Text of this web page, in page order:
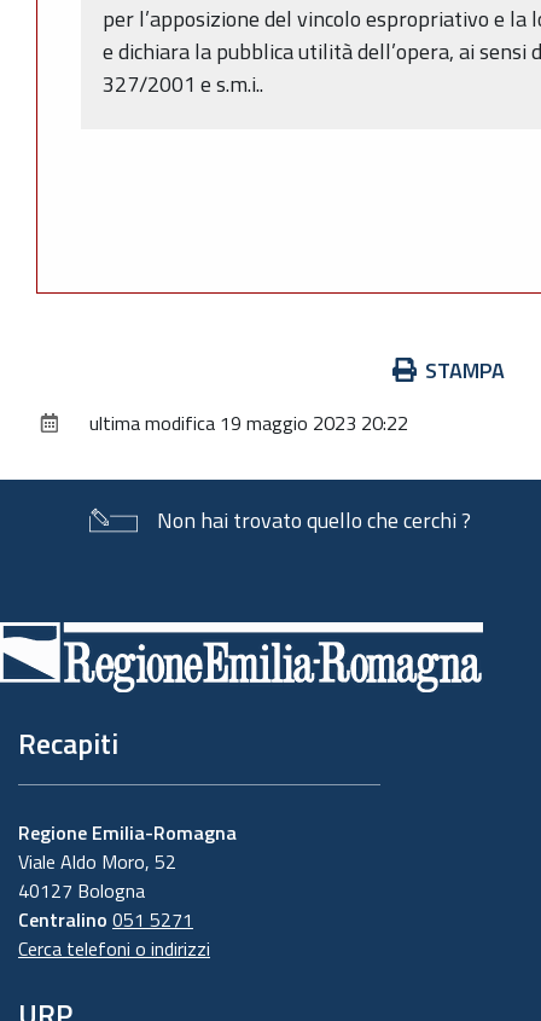
per l’apposizione del vincolo espropriativo e
e dichiara la pubblica utilità dell’opera, ai sensi
327/2001 e s.m.i..
documento
STAMPA
ultima modifica 19 maggio 2023 20:22
Non hai trovato quello che cerchi ?
di
pagina
Recapiti
Regione Emilia-Romagna
Viale Aldo Moro, 52
40127 Bologna
Centralino 051 5271
Cerca telefoni o indirizzi